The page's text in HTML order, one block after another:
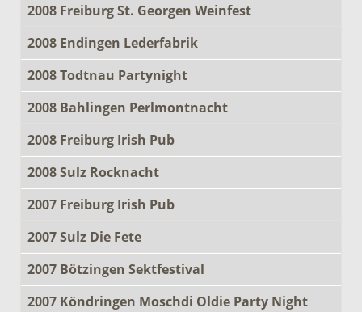
2008 Freiburg St. Georgen Weinfest
2008 Endingen Lederfabrik
2008 Todtnau Partynight
2008 Bahlingen Perlmontnacht
2008 Freiburg Irish Pub
2008 Sulz Rocknacht
2007 Freiburg Irish Pub
2007 Sulz Die Fete
2007 Bötzingen Sektfestival
2007 Köndringen Moschdi Oldie Party Night